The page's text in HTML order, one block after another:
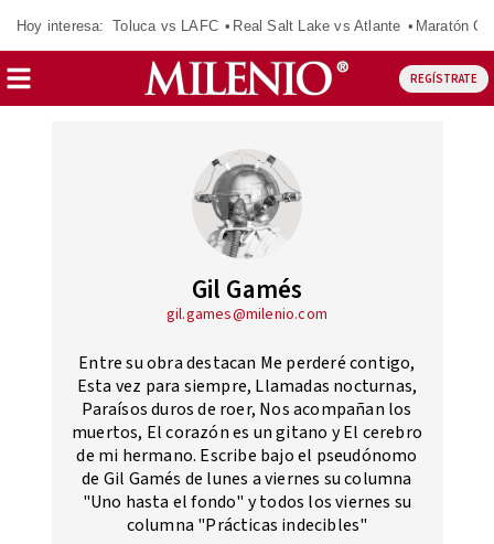
Hoy interesa: Toluca vs LAFC Real Salt Lake vs Atlante Maratón
REGÍSTRATE
Gil Gamés
gil.games@milenio.com
Entre su obra destacan Me perderé contigo,
Esta vez para siempre, Llamadas nocturnas,
Paraísos duros de roer, Nos acompañan los
muertos, El corazón es un gitano y El cerebro
de mi hermano. Escribe bajo el pseudónomo
de Gil Gamés de lunes a viernes su columna
"Uno hasta el fondo" y todos los viernes su
columna "Prácticas indecibles"